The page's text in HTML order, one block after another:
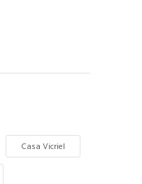
Casa Vicriel